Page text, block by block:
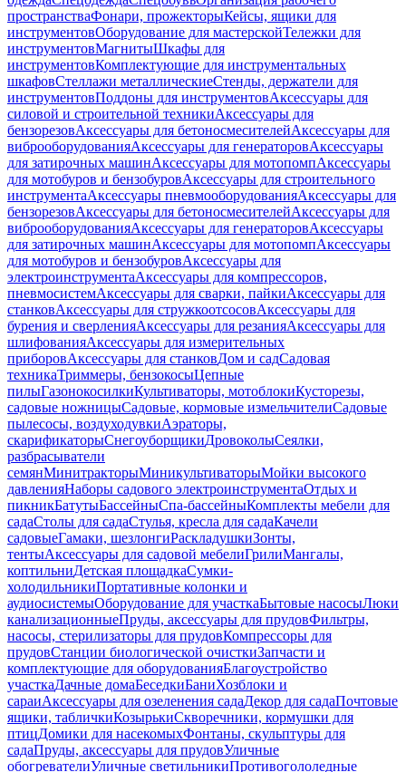
пространстваФонари, прожекторыКейсы, ящики для
инструментовОборудование для мастерскойТележки для
инструментовМагнитыШкафы для
инструментовКомплектующие для инструментальных
шкафовСтеллажи металлическиеСтенды, держатели для
инструментовПоддоны для инструментовАксессуары для
силовой и строительной техникиАксессуары для
бензорезовАксессуары для бетоносмесителейАксессуары для
виброоборудованияАксессуары для генераторовАксессуары
для затирочных машинАксессуары для мотопомпАксессуары
для мотобуров и бензобуровАксессуары для строительного
инструментаАксессуары пневмооборудованияАксессуары для
бензорезовАксессуары для бетоносмесителейАксессуары для
виброоборудованияАксессуары для генераторовАксессуары
для затирочных машинАксессуары для мотопомпАксессуары
для мотобуров и бензобуровАксессуары для
электроинструментаАксессуары для компрессоров,
пневмосистемАксессуары для сварки, пайкиАксессуары для
станковАксессуары для стружкоотсосовАксессуары для
бурения и сверленияАксессуары для резанияАксессуары для
шлифованияАксессуары для измерительных
приборовАксессуары для станковДом и садСадовая
техникаТриммеры, бензокосыЦепные
пилыГазонокосилкиКультиваторы, мотоблокиКусторезы,
садовые ножницыСадовые, кормовые измельчителиСадовые
пылесосы, воздуходувкиАэраторы,
скарификаторыСнегоуборщикиДровоколыСеялки,
разбрасыватели
семянМинитракторыМиникультиваторыМойки высокого
давленияНаборы садового электроинструментаОтдых и
пикникБатутыБассейныСпа-бассейныКомплекты мебели для
садаСтолы для садаСтулья, кресла для садаКачели
садовыеГамаки, шезлонгиРаскладушкиЗонты,
тентыАксессуары для садовой мебелиГрилиМангалы,
коптильниДетская площадкаСумки-
холодильникиПортативные колонки и
аудиосистемыОборудование для участкаБытовые насосыЛюки
канализационныеПруды, аксессуары для прудовФильтры,
насосы, стерилизаторы для прудовКомпрессоры для
прудовСтанции биологической очисткиЗапчасти и
комплектующие для оборудованияБлагоустройство
участкаДачные домаБеседкиБаниХозблоки и
сараиАксессуары для озеленения садаДекор для садаПочтовые
ящики, табличкиКозырькиСкворечники, кормушки для
птицДомики для насекомыхФонтаны, скульптуры для
садаПруды, аксессуары для прудовУличные
обогревателиУличные светильникиПротивогололедные